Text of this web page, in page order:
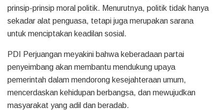
prinsip-prinsip moral politik. Menurutnya, politik tidak hanya
sekadar alat penguasa, tetapi juga merupakan sarana
untuk menciptakan keadilan sosial.
PDI Perjuangan meyakini bahwa keberadaan partai
penyeimbang akan membantu mendukung upaya
pemerintah dalam mendorong kesejahteraan umum,
mencerdaskan kehidupan berbangsa, dan mewujudkan
masyarakat yang adil dan beradab.